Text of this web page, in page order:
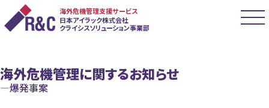
海外危機管理支援サービス
日本アイラック株式会社
クライシスソリューション事業部
海外危機管理に関するお知らせ
爆発事案